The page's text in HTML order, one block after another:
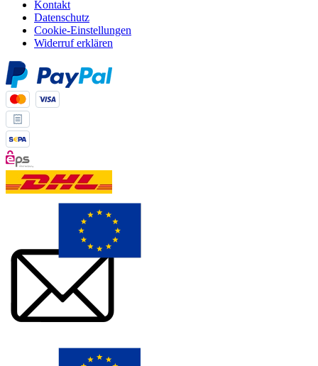
Kontakt
Datenschutz
Cookie-Einstellungen
Widerruf erklären